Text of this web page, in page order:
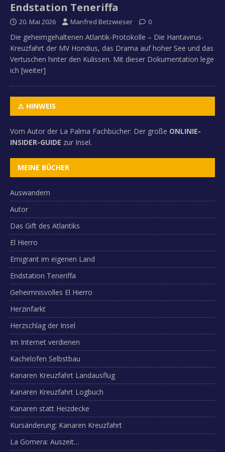
Endstation Teneriffa
20. Mai 2026 Manfred Betzwieser 0
Die geheimgehaltenen Atlantik-Protokolle – Die Hantavirus-
Kreuzfahrt der MV Hondius, das Drama auf hoher See und das
Vertuschen hinter den Kulissen. Mit dieser Dokumentation lege
ich [weiter]
⚠ HINWEIS
Vom Autor der La Palma Fachbücher: Der große ONLINIE-
INSIDER-GUIDE zur Insel.
MEINE BÜCHER
Auswandern
Autor
Das Gift des Atlantiks
El Hierro
Emigrant im eigenen Land
Endstation Teneriffa
Geheimnisvolles El Hierro
Herzinfarkt
Herzschlag der Insel
Im Internet verdienen
Kachelofen Selbstbau
Kanaren Kreuzfahrt Landausflug
Kanaren Kreuzfahrt Logbuch
Kanaren statt Heizdecke
Kursänderung: Kanaren Kreuzfahrt
La Gomera: Auszeit…